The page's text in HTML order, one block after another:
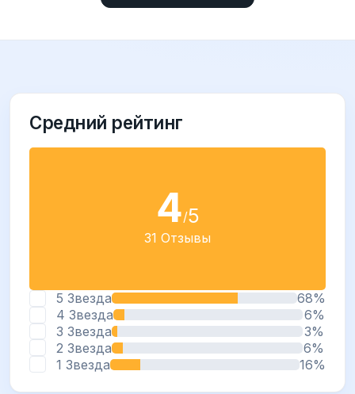
Средний рейтинг
4/5
31 Отзывы
5 Звезда
68%
4 Звезда
6%
3 Звезда
3%
2 Звезда
6%
1 Звезда
16%